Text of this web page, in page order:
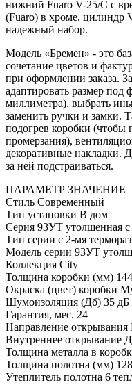
нижний Fuaro V-25/C с
(Fuaro) в хроме, цилиндр
надежный набор.
Модель «Бремен» - это
сочетание цветов и
при оформлении заказа.
адаптировать размер под
миллиметра), выбрать
заменить ручки и замки.
подогрев коробки (чтобы
промерзания),
декоративные накладки.
за ней подстраиваться.
ПАРАМЕТР ЗНАЧЕНИЕ
Стиль Современный
Тип установки В дом
Серия 93УТ утолщенная
Тип серии с 2-мя
Модель серии 93УТ
Коллекция City
Толщина коробки (мм) 144
Окраска (цвет) коробки
Шумоизоляция (Дб) 35 дБ
Гарантия, мес. 24
Направление открывания
Внутреннее открывание
Толщина металла в
Толщина полотна (мм) 128
Утеплитель полотна 6